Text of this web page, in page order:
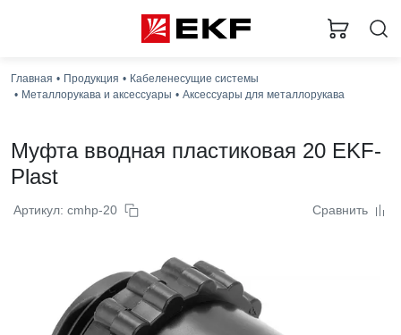
Главная Продукция
Кабеленесущие системы
Металлорукава и аксессуары
Аксессуары для металлорукава
Муфта вводная пластиковая 20 EKF-
Plast
Артикул: cmhp-20 Сравнить